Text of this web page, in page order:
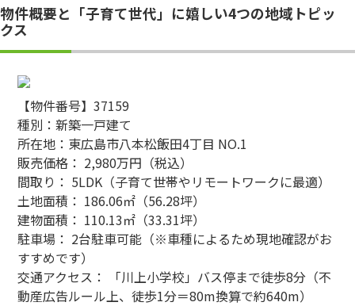
物件概要と「子育て世代」に嬉しい4つの地域トピッ
クス
【物件番号】37159
種別：新築一戸建て
所在地：東広島市八本松飯田4丁目 NO.1
販売価格： 2,980万円（税込）
間取り： 5LDK（子育て世帯やリモートワークに最適）
土地面積： 186.06㎡（56.28坪）
建物面積： 110.13㎡（33.31坪）
駐車場： 2台駐車可能（※車種によるため現地確認がお
すすめです）
交通アクセス： 「川上小学校」バス停まで徒歩8分（不
動産広告ルール上、徒歩1分＝80m換算で約640m）